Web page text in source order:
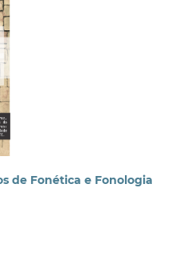
de Fonética e Fonologia